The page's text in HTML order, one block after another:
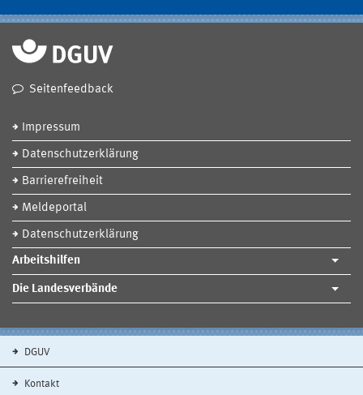
Seitenfeedback
Impressum
Datenschutzerklärung
Barrierefreiheit
Meldeportal
Datenschutzerklärung
Arbeitshilfen
Die Landesverbände
DGUV
Kontakt